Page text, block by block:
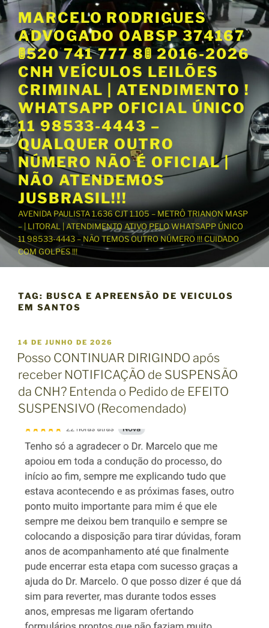
P
u
a
r
r
a
o
c
o
n
t
ú
d
MARCELO RODRIGUES
ADVOGADO OABSP 374167
🚦520 741 777 8🚦 2016-2026
CNH VEÍCULOS LEILÕES
CRIMINAL | ATENDIMENTO !
WHATSAPP OFICIAL ÚNICO
11 98533-4443 –
QUALQUER OUTRO
NÚMERO NÃO É OFICIAL |
NÃO ATENDEMOS
JUSBRASIL!!!
AVENIDA PAULISTA 1.636 CJT 1.105 – METRÔ TRIANON MASP
– | LITORAL | ATENDIMENTO ATIVO PELO WHATSAPP ÚNICO
11 98533-4443 – NÃO TEMOS OUTRO NÚMERO !!! CUIDADO
COM GOLPES !!!
TAG: BUSCA E APREENSÃO DE VEICULOS
EM SANTOS
P
U
B
L
C
A
14 DE JUNHO DE 2026
Posso CONTINUAR DIRIGINDO após
receber NOTIFICAÇÃO de SUSPENSÃO
da CNH? Entenda o Pedido de EFEITO
SUSPENSIVO (Recomendado)